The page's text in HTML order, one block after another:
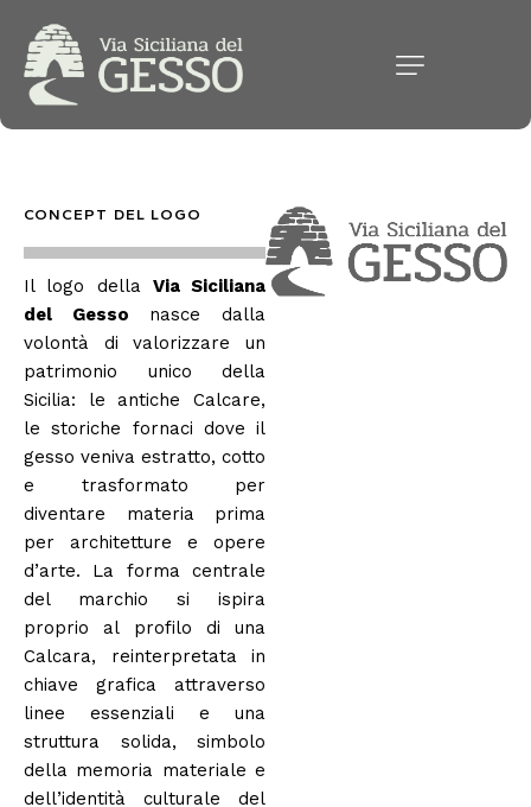
CONCEPT DEL LOGO
Il logo della Via Siciliana
del Gesso nasce dalla
volontà di valorizzare un
patrimonio unico della
Sicilia: le antiche Calcare,
le storiche fornaci dove il
gesso veniva estratto, cotto
e trasformato per
diventare materia prima
per architetture e opere
d’arte. La forma centrale
del marchio si ispira
proprio al profilo di una
Calcara, reinterpretata in
chiave grafica attraverso
linee essenziali e una
struttura solida, simbolo
della memoria materiale e
dell’identità culturale del